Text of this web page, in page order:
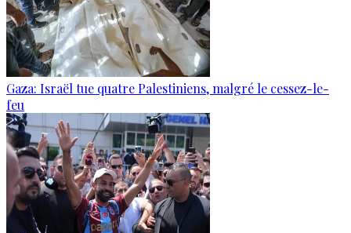
Gaza: Israël tue quatre Palestiniens, malgré le cessez-le-
feu